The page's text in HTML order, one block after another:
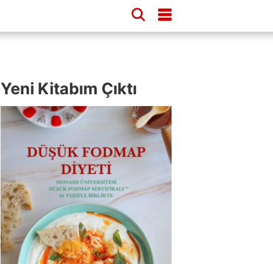
Yeni Kitabım Çıktı